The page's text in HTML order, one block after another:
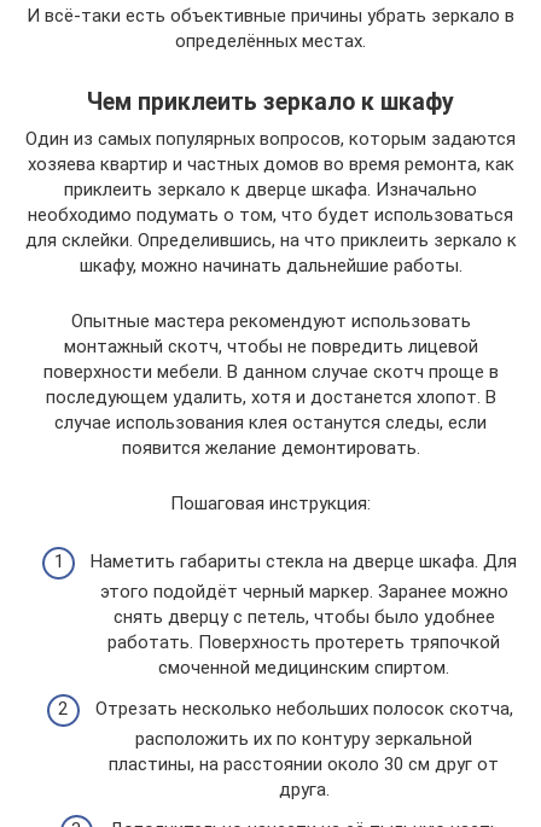
И всё-таки есть объективные причины убрать зеркало в
определённых местах.
Чем приклеить зеркало к шкафу
Один из самых популярных вопросов, которым задаются
хозяева квартир и частных домов во время ремонта, как
приклеить зеркало к дверце шкафа. Изначально
необходимо подумать о том, что будет использоваться
для склейки. Определившись, на что приклеить зеркало к
шкафу, можно начинать дальнейшие работы.
Опытные мастера рекомендуют использовать
монтажный скотч, чтобы не повредить лицевой
поверхности мебели. В данном случае скотч проще в
последующем удалить, хотя и достанется хлопот. В
случае использования клея останутся следы, если
появится желание демонтировать.
Пошаговая инструкция:
Наметить габариты стекла на дверце шкафа. Для
этого подойдёт черный маркер. Заранее можно
снять дверцу с петель, чтобы было удобнее
работать. Поверхность протереть тряпочкой
смоченной медицинским спиртом.
Отрезать несколько небольших полосок скотча,
расположить их по контуру зеркальной
пластины, на расстоянии около 30 см друг от
друга.